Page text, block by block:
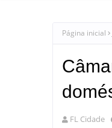
Página inicial
FL Cidade